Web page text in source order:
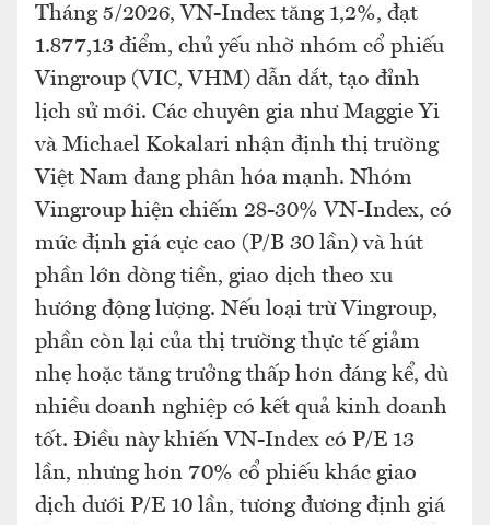
Tháng 5/2026, VN-Index tăng 1,2%, đạt
1.877,13 điểm, chủ yếu nhờ nhóm cổ phiếu
Vingroup (VIC, VHM) dẫn dắt, tạo đỉnh
lịch sử mới. Các chuyên gia như Maggie Yi
và Michael Kokalari nhận định thị trường
Việt Nam đang phân hóa mạnh. Nhóm
Vingroup hiện chiếm 28-30% VN-Index, có
mức định giá cực cao (P/B 30 lần) và hút
phần lớn dòng tiền, giao dịch theo xu
hướng động lượng. Nếu loại trừ Vingroup,
phần còn lại của thị trường thực tế giảm
nhẹ hoặc tăng trưởng thấp hơn đáng kể, dù
nhiều doanh nghiệp có kết quả kinh doanh
tốt. Điều này khiến VN-Index có P/E 13
lần, nhưng hơn 70% cổ phiếu khác giao
dịch dưới P/E 10 lần, tương đương định giá